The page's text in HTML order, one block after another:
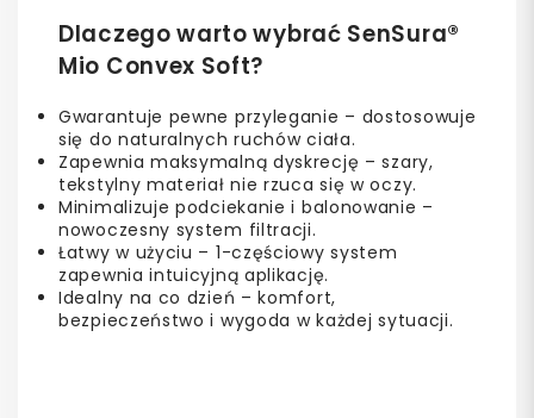
Dlaczego warto wybrać SenSura®
Mio Convex Soft?
Gwarantuje pewne przyleganie – dostosowuje
się do naturalnych ruchów ciała.
Zapewnia maksymalną dyskrecję – szary,
tekstylny materiał nie rzuca się w oczy.
Minimalizuje podciekanie i balonowanie –
nowoczesny system filtracji.
Łatwy w użyciu – 1-częściowy system
zapewnia intuicyjną aplikację.
Idealny na co dzień – komfort,
bezpieczeństwo i wygoda w każdej sytuacji.